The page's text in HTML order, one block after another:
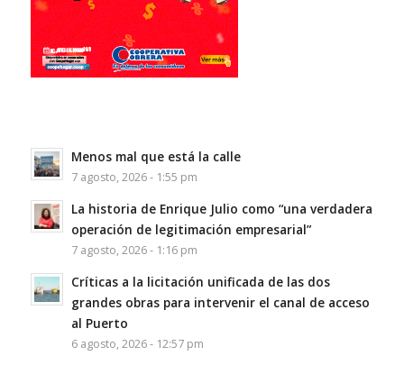
Menos mal que está la calle
7 agosto, 2026 - 1:55 pm
La historia de Enrique Julio como “una verdadera
operación de legitimación empresarial”
7 agosto, 2026 - 1:16 pm
Críticas a la licitación unificada de las dos
grandes obras para intervenir el canal de acceso
al Puerto
6 agosto, 2026 - 12:57 pm